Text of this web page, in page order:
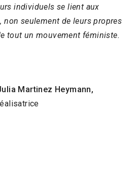
individuels se lient aux
seulement de leurs propres
tout un mouvement féministe.
Martinez Heymann,